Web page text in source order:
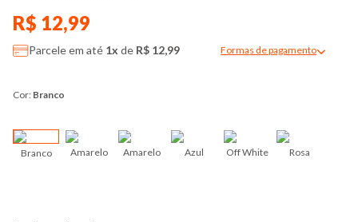
R$ 12,99
Parcele em até 1x de R$ 12,99 Formas de pagamento
Cor: Branco
Branco Amarelo Amarelo Azul Off White
Rosa